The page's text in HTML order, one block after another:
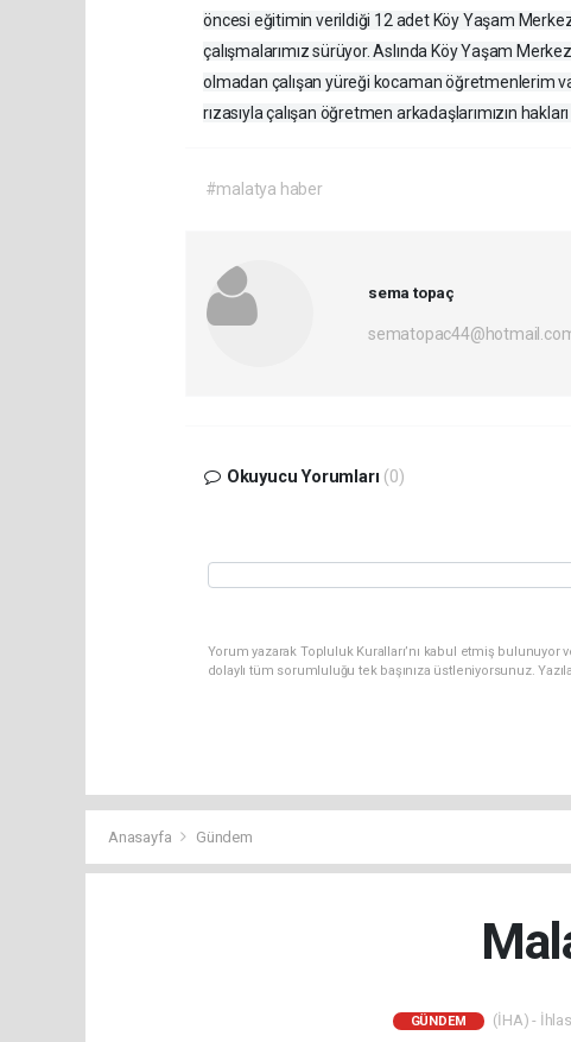
öncesi eğitimin verildiği 12 adet Köy Yaşam
çalışmalarımız sürüyor. Aslında Köy Yaşam
olmadan çalışan yüreği kocaman öğretmenlerim
rızasıyla çalışan öğretmen arkadaşlarımızın
#malatya haber
sema topaç
Okuyucu Yorumları (0)
Yorum yazarak Topluluk Kuralları’nı kabul etmiş bulunuyor
dolaylı tüm sorumluluğu tek başınıza üstleniyorsunuz.
Anasayfa Gündem
GÜNDEM (İHA) -